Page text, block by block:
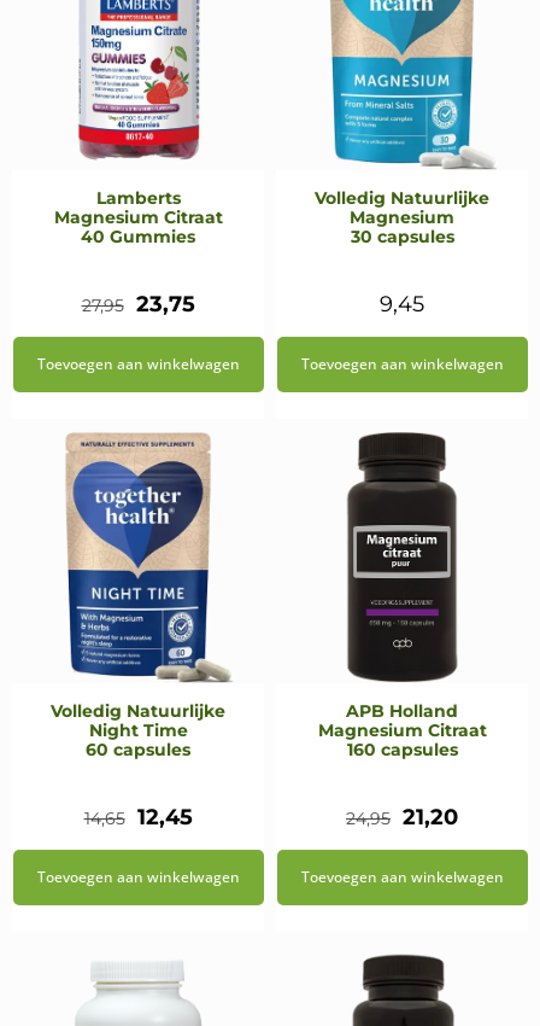
Lamberts
Magnesium Citraat
40 Gummies
27,95 Oorspronkelijke
prijs
23,75Huidige
prijs
is:
Toevoegen aan winkelwagen
Volledig Natuurlijke
Magnesium
30 capsules
9,45
Toevoegen aan winkelwagen
Volledig Natuurlijke
Night Time
60 capsules
14,65 Oorspronkelijke
prijs
12,45Huidige
prijs
Toevoegen aan winkelwagen
APB Holland
Magnesium Citraat
160 capsules
24,95
prijs
21,20
prijs
is:
Toevoegen aan winkelwagen